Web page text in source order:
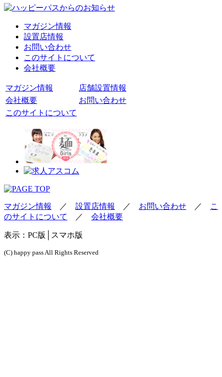
マガジン情報
設置店情報
お問い合わせ
このサイトについて
会社概要
マガジン情報
店舗設置情報
会社概要
お問い合わせ
このサイトについて
マガジン情報 ／ 設置店情報 ／ お問い合わせ ／
こ
のサイトについて
／ 会社概要
表示： PC版 │スマホ版
(C) happy pass All Rights Reserved